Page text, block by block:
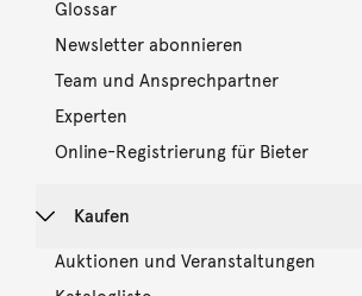
Glossar
Newsletter abonnieren
Team und Ansprechpartner
Experten
Online-Registrierung für Bieter
Kaufen
Auktionen und Veranstaltungen